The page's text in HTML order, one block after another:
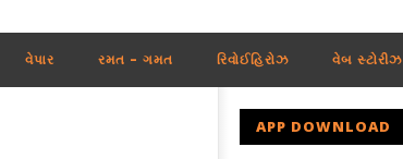
વેપાર રમત – ગમત રિવોઈહિરોઝ વેબ સ્ટોરીઝ
APP DOWNLOAD